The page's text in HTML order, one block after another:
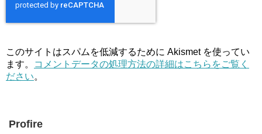
このサイトはスパムを低減するために Akismet を使ってい
ます。
コメントデータの処理方法の詳細はこちらをご覧く
ださい。
Profire